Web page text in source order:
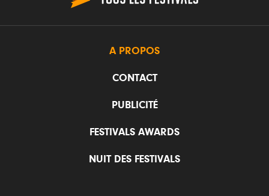
A PROPOS
CONTACT
PUBLICITÉ
FESTIVALS AWARDS
NUIT DES FESTIVALS